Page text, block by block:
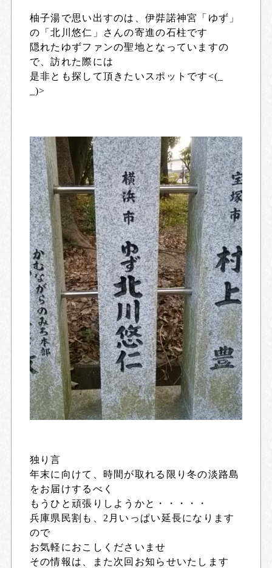
柚子湯で思い出すのは、伊弉諾神宮「ゆず」
の「北川悠仁」さんの寄進の石柱です
隠れたゆずファンの聖地となっていますの
で、訪れた際には
是非とも探して頂きたいスポットです<(_
_)>
独り言
年末に向けて、時間が取れる限り冬の淡路島
をお届けするべく
もうひと頑張りしようかと・・・・・
兵庫県民割も、2月いっぱい延長になります
ので
お気軽におこしくださいませ
その情報は、また次回お知らせいたします